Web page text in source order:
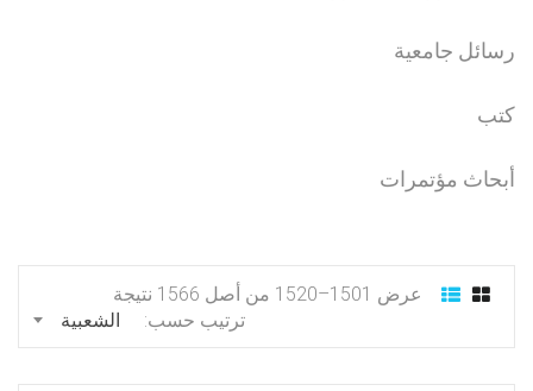
عرض 1501–1520 من أصل 1566 نتيجة
ترتيب حسب:
الشعبية
رسائل جامعية
كتب
أبحاث مؤتمرات